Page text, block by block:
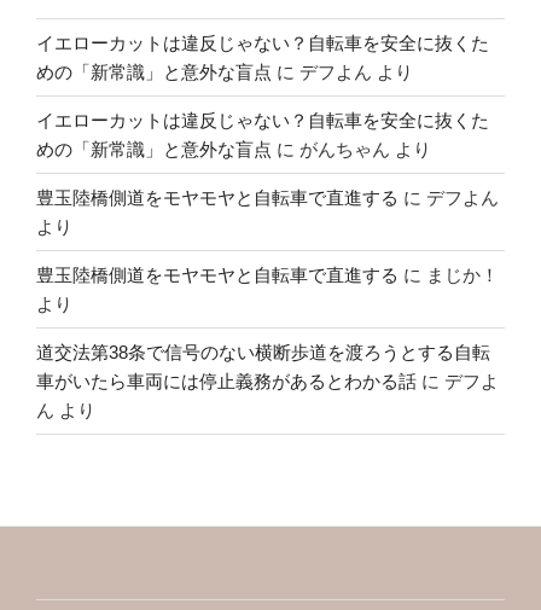
イエローカットは違反じゃない？自転車を安全に抜くた
めの「新常識」と意外な盲点 に デフよん より
イエローカットは違反じゃない？自転車を安全に抜くた
めの「新常識」と意外な盲点 に がんちゃん より
豊玉陸橋側道をモヤモヤと自転車で直進する に デフよん
より
豊玉陸橋側道をモヤモヤと自転車で直進する に まじか！
より
道交法第38条で信号のない横断歩道を渡ろうとする自転
車がいたら車両には停止義務があるとわかる話 に デフよ
ん より